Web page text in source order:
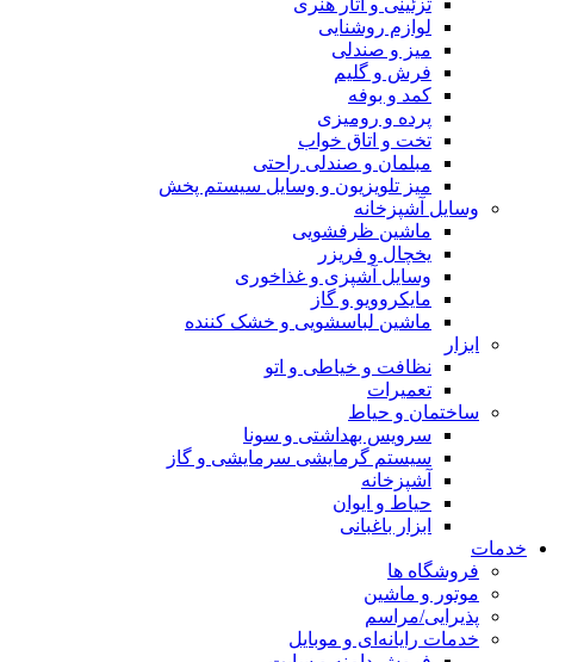
تزئینی و آثار هنری
لوازم روشنایی
میز و صندلی
فرش و گلیم
کمد و بوفه
پرده و رومیزی
تخت و اتاق خواب
مبلمان و صندلی راحتی
میز تلویزیون و وسایل سیستم پخش
وسایل آشپزخانه
ماشین ظرفشویی
یخچال و فریزر
وسایل آشپزی و غذاخوری
مایکروویو و گاز
ماشین لباسشویی و خشک کننده
ابزار
نظافت و خیاطی و اتو
تعمیرات
ساختمان و حیاط
سرویس بهداشتی و سونا
سیستم گرمایشی سرمایشی و گاز
آشپزخانه
حیاط و ایوان
ابزار باغبانی
خدمات
فروشگاه ها
موتور و ماشین
پذیرایی/مراسم
خدمات رایانه‌ای و موبایل